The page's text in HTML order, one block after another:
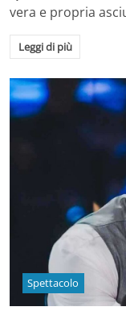
vera e propria
Leggi di più
Spettacolo